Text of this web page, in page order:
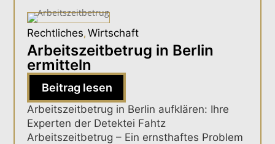
Rechtliches,Wirtschaft
Arbeitszeitbetrug in Berlin
ermitteln
Beitrag lesen
Arbeitszeitbetrug in Berlin aufklären: Ihre
Experten der Detektei Fahtz
Arbeitszeitbetrug – Ein ernsthaftes Problem